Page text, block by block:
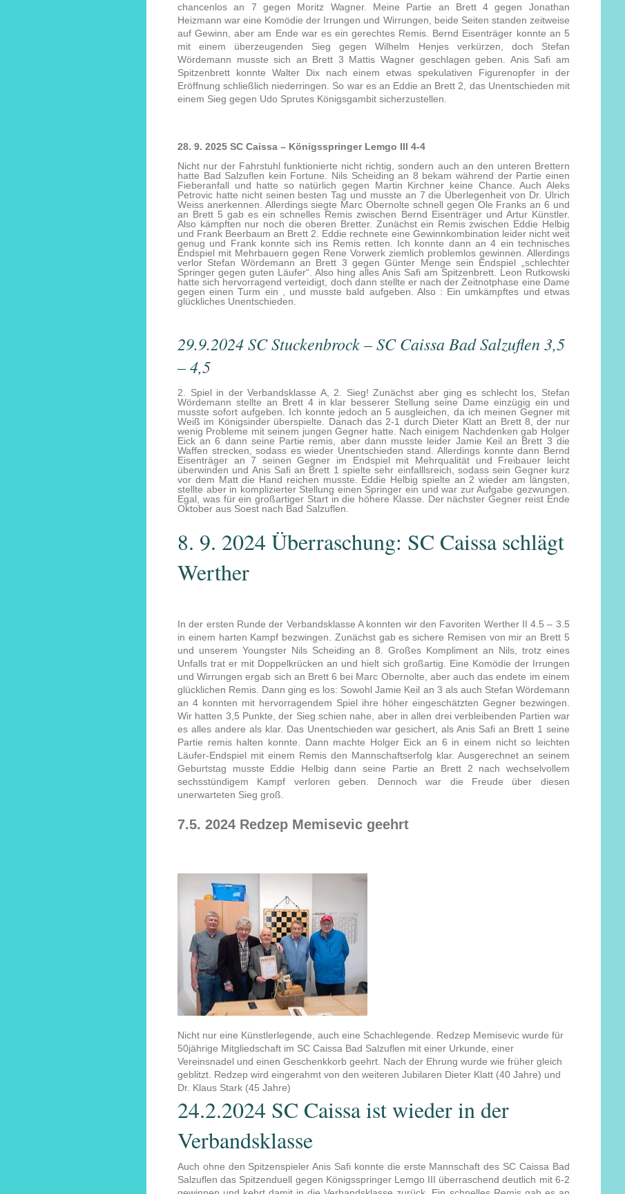
chancenlos an 7 gegen Moritz Wagner. Meine Partie an Brett 4 gegen Jonathan
Heizmann war eine Komödie der Irrungen und Wirrungen, beide Seiten standen zeitweise
auf Gewinn, aber am Ende war es ein gerechtes Remis. Bernd Eisenträger konnte an 5
mit einem überzeugenden Sieg gegen Wilhelm Henjes verkürzen, doch Stefan
Wördemann musste sich an Brett 3 Mattis Wagner geschlagen geben. Anis Safi am
Spitzenbrett konnte Walter Dix nach einem etwas spekulativen Figurenopfer in der
Eröffnung schließlich niederringen. So war es an Eddie an Brett 2, das Unentschieden mit
einem Sieg gegen Udo Sprutes Königsgambit sicherzustellen.
28. 9. 2025 SC Caissa – Königsspringer Lemgo III 4-4
Nicht nur der Fahrstuhl funktionierte nicht richtig, sondern auch an den unteren Brettern
hatte Bad Salzuflen kein Fortune. Nils Scheiding an 8 bekam während der Partie einen
Fieberanfall und hatte so natürlich gegen Martin Kirchner keine Chance. Auch Aleks
Petrovic hatte nicht seinen besten Tag und musste an 7 die Überlegenheit von Dr. Ulrich
Weiss anerkennen. Allerdings siegte Marc Obernolte schnell gegen Ole Franks an 6 und
an Brett 5 gab es ein schnelles Remis zwischen Bernd Eisenträger und Artur Künstler.
Also kämpften nur noch die oberen Bretter. Zunächst ein Remis zwischen Eddie Helbig
und Frank Beerbaum an Brett 2. Eddie rechnete eine Gewinnkombination leider nicht weit
genug und Frank konnte sich ins Remis retten. Ich konnte dann an 4 ein technisches
Endspiel mit Mehrbauern gegen Rene Vorwerk ziemlich problemlos gewinnen. Allerdings
verlor Stefan Wördemann an Brett 3 gegen Günter Menge sein Endspiel „schlechter
Springer gegen guten Läufer“. Also hing alles Anis Safi am Spitzenbrett. Leon Rutkowski
hatte sich hervorragend verteidigt, doch dann stellte er nach der Zeitnotphase eine Dame
gegen einen Turm ein , und musste bald aufgeben. Also : Ein umkämpftes und etwas
glückliches Unentschieden.
29.9.2024 SC Stuckenbrock – SC Caissa Bad Salzuflen 3,5
– 4,5
2. Spiel in der Verbandsklasse A, 2. Sieg! Zunächst aber ging es schlecht los, Stefan
Wördemann stellte an Brett 4 in klar besserer Stellung seine Dame einzügig ein und
musste sofort aufgeben. Ich konnte jedoch an 5 ausgleichen, da ich meinen Gegner mit
Weiß im Königsinder überspielte. Danach das 2-1 durch Dieter Klatt an Brett 8, der nur
wenig Probleme mit seinem jungen Gegner hatte. Nach einigem Nachdenken gab Holger
Eick an 6 dann seine Partie remis, aber dann musste leider Jamie Keil an Brett 3 die
Waffen strecken, sodass es wieder Unentschieden stand. Allerdings konnte dann Bernd
Eisenträger an 7 seinen Gegner im Endspiel mit Mehrqualität und Freibauer leicht
überwinden und Anis Safi an Brett 1 spielte sehr einfalllsreich, sodass sein Gegner kurz
vor dem Matt die Hand reichen musste. Eddie Helbig spielte an 2 wieder am längsten,
stellte aber in komplizierter Stellung einen Springer ein und war zur Aufgabe gezwungen.
Egal, was für ein großartiger Start in die höhere Klasse. Der nächster Gegner reist Ende
Oktober aus Soest nach Bad Salzuflen.
8. 9. 2024 Überraschung: SC Caissa schlägt
Werther
In der ersten Runde der Verbandsklasse A konnten wir den Favoriten Werther II 4.5 – 3.5
in einem harten Kampf bezwingen. Zunächst gab es sichere Remisen von mir an Brett 5
und unserem Youngster Nils Scheiding an 8. Großes Kompliment an Nils, trotz eines
Unfalls trat er mit Doppelkrücken an und hielt sich großartig. Eine Komödie der Irrungen
und Wirrungen ergab sich an Brett 6 bei Marc Obernolte, aber auch das endete im einem
glücklichen Remis. Dann ging es los: Sowohl Jamie Keil an 3 als auch Stefan Wördemann
an 4 konnten mit hervorragendem Spiel ihre höher eingeschätzten Gegner bezwingen.
Wir hatten 3,5 Punkte, der Sieg schien nahe, aber in allen drei verbleibenden Partien war
es alles andere als klar. Das Unentschieden war gesichert, als Anis Safi an Brett 1 seine
Partie remis halten konnte. Dann machte Holger Eick an 6 in einem nicht so leichten
Läufer-Endspiel mit einem Remis den Mannschaftserfolg klar. Ausgerechnet an seinem
Geburtstag musste Eddie Helbig dann seine Partie an Brett 2 nach wechselvollem
sechsstündigem Kampf verloren geben. Dennoch war die Freude über diesen
unerwarteten Sieg groß.
7.5. 2024 Redzep Memisevic geehrt
Nicht nur eine Künstlerlegende, auch eine Schachlegende. Redzep Memisevic wurde für
50jährige Mitgliedschaft im SC Caissa Bad Salzuflen mit einer Urkunde, einer
Vereinsnadel und einen Geschenkkorb geehrt. Nach der Ehrung wurde wie früher gleich
geblitzt. Redzep wird eingerahmt von den weiteren Jubilaren Dieter Klatt (40 Jahre) und
Dr. Klaus Stark (45 Jahre)
24.2.2024 SC Caissa ist wieder in der
Verbandsklasse
Auch ohne den Spitzenspieler Anis Safi konnte die erste Mannschaft des SC Caissa Bad
Salzuflen das Spitzenduell gegen Königsspringer Lemgo III überraschend deutlich mit 6-2